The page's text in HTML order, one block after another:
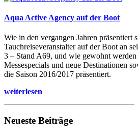
Aqua Active Agency auf der Boot
Wie in den vergangen Jahren präsentiert
Tauchreiseveranstalter auf der Boot an
3 – Stand A69, und wie gewohnt
Messespecials und neue Destinationen
die Saison 2016/2017 präsentiert.
weiterlesen
Neueste Beiträge